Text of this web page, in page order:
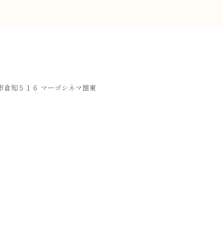
倉知５１６ マーゴシネマ館東